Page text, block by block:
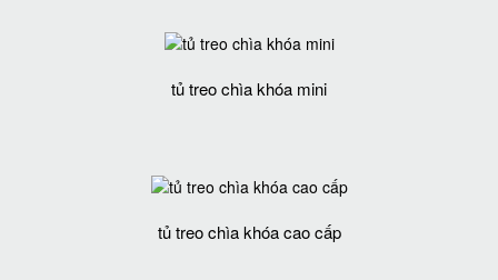
tủ treo chìa khóa mini
tủ treo chìa khóa cao cấp